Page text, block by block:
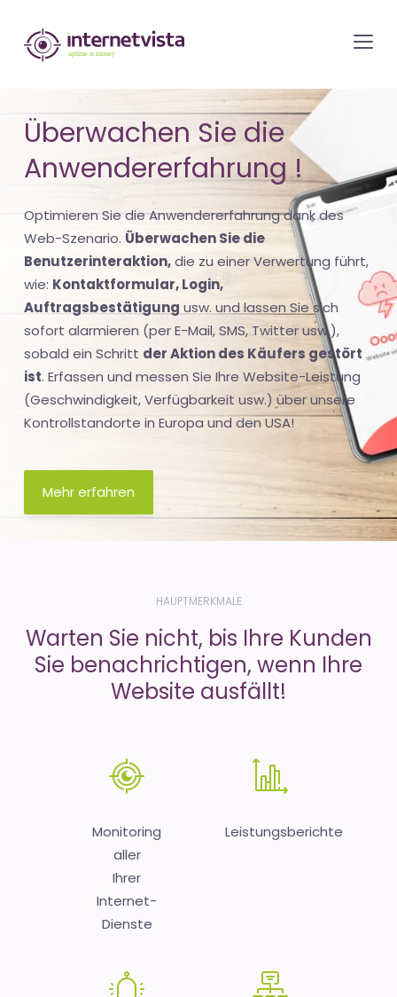
internetvista
Monitoring
Überwachung
von
Websites
Internet-
Diensten
-
Uptime
is
Money
Überwachen Sie die
Anwendererfahrung !
Optimieren Sie die Anwendererfahrung dank des
Web-Szenario. Überwachen Sie die
Benutzerinteraktion,die zu einer Verwertung führt,
wie: Kontaktformular, Login,
Auftragsbestätigung usw. und lassen Sie sich
sofort alarmieren (per E-Mail, SMS, Twitter usw.),
sobald ein Schritt der Aktion des Käufers gestört
ist. Erfassen und messen Sie Ihre Website-Leistung
(Geschwindigkeit, Verfügbarkeit usw.) über unsere
Kontrollstandorte in Europa und den USA!
Mehr erfahren
HAUPTMERKMALE
Warten Sie nicht, bis Ihre Kunden
Sie benachrichtigen, wenn Ihre
Website ausfällt!
Monitoring
aller
Ihrer
Internet-
Dienste
Leistungsberichte